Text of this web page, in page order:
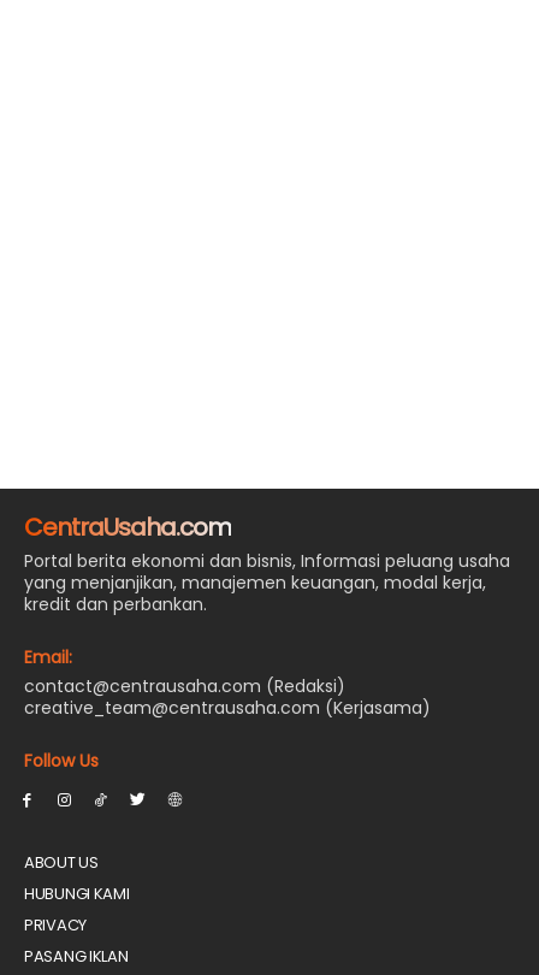
CentraUsaha.com
Portal berita ekonomi dan bisnis, Informasi peluang usaha
yang menjanjikan, manajemen keuangan, modal kerja,
kredit dan perbankan.
Email:
contact@centrausaha.com (Redaksi)
creative_team@centrausaha.com (Kerjasama)
Follow Us
ABOUT US
HUBUNGI KAMI
PRIVACY
PASANG IKLAN